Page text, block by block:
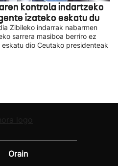
kontrola indartzeko
izateko eskatu du
Zibileko indarrak nabarmen
sarrera masiboa berriro ez
dio Ceutako presidenteak
Orain